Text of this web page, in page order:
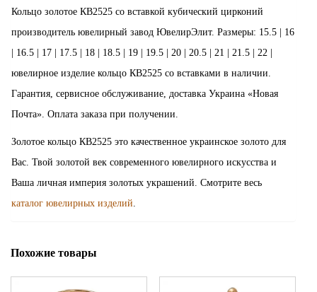
Кольцо золотое КВ2525 со вставкой кубический цирконий
производитель ювелирный завод ЮвелирЭлит. Размеры: 15.5 | 16
| 16.5 | 17 | 17.5 | 18 | 18.5 | 19 | 19.5 | 20 | 20.5 | 21 | 21.5 | 22 |
ювелирное изделие кольцо КВ2525 со вставками в наличии.
Гарантия, сервисное обслуживание, доставка Украина «Новая
Почта». Оплата заказа при получении.
Золотое кольцо КВ2525 это качественное украинское золото для
Вас. Твой золотой век современного ювелирного искусства и
Ваша личная империя золотых украшений. Смотрите весь
каталог ювелирных изделий
Похожие товары